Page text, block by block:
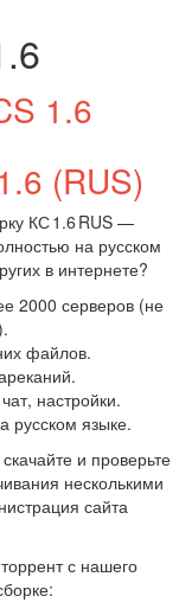
1.6
(RUS)
КС 1.6 RUS —
на русском
в интернете?
2000 серверов (не
файлов.
настройки.
русском языке.
и проверьте
несколькими
сайта
с нашего